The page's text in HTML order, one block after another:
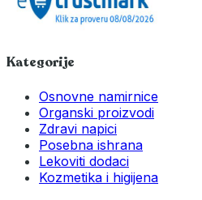
Kategorije
Osnovne namirnice
Organski proizvodi
Zdravi napici
Posebna ishrana
Lekoviti dodaci
Kozmetika i higijena